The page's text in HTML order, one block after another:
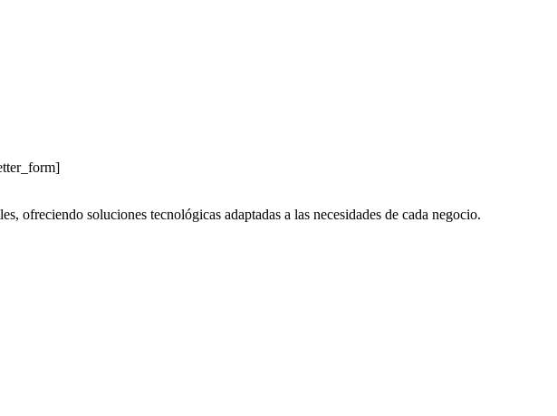
ofreciendo soluciones tecnológicas adaptadas a las necesidades de cada negocio.